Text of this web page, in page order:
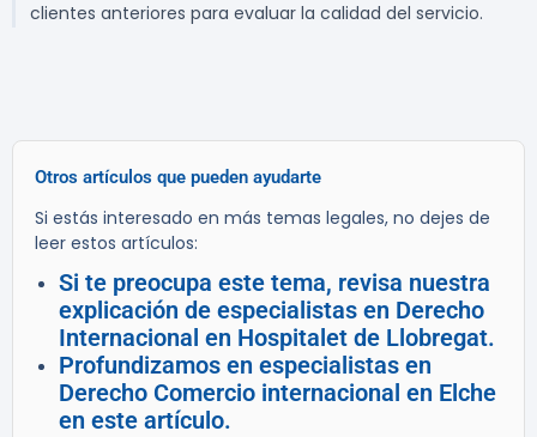
clientes anteriores para evaluar la calidad del servicio.
Otros artículos que pueden ayudarte
Si estás interesado en más temas legales, no dejes de
leer estos artículos:
Si te preocupa este tema, revisa nuestra
explicación de especialistas en Derecho
Internacional en Hospitalet de Llobregat.
Profundizamos en especialistas en
Derecho Comercio internacional en Elche
en este artículo.